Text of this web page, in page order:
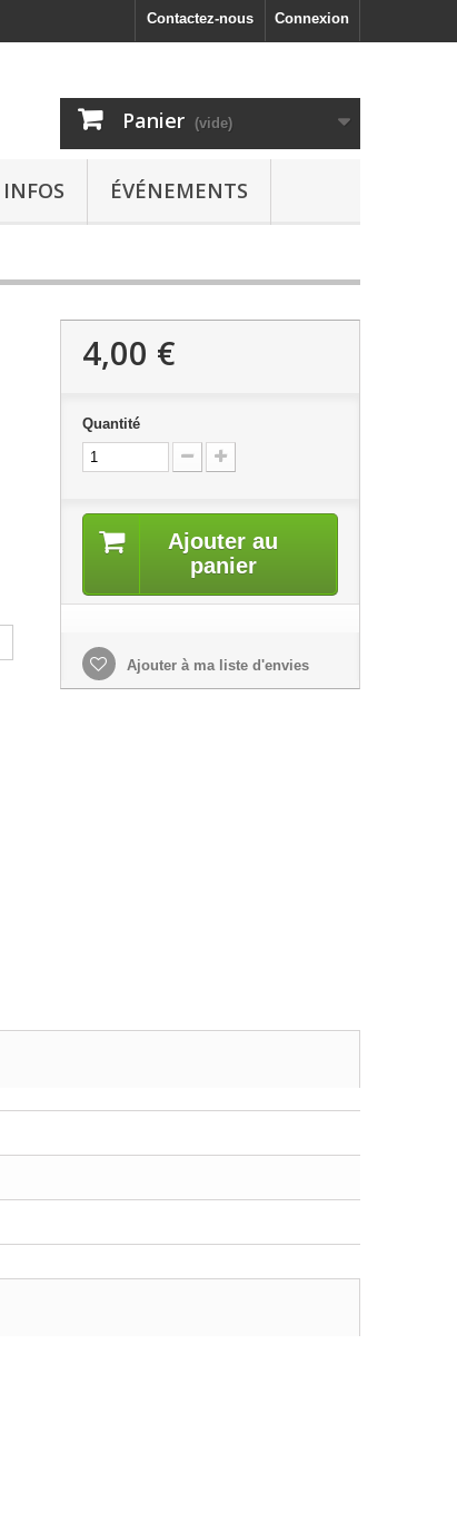
Connexion
Contactez-nous
Panier (vide)
INFOS ÉVÉNEMENTS
4,00 €
Quantité
Ajouter au
panier
Ajouter à ma liste d'envies